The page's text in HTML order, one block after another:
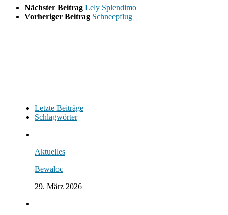
Nächster Beitrag Lely Splendimo
Vorheriger Beitrag Schneepflug
Letzte Beiträge
Schlagwörter
Aktuelles
Bewaloc
29. März 2026